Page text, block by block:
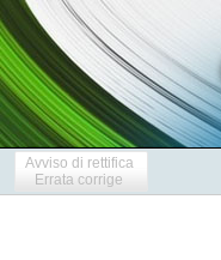
Avviso di rettifica
Errata corrige